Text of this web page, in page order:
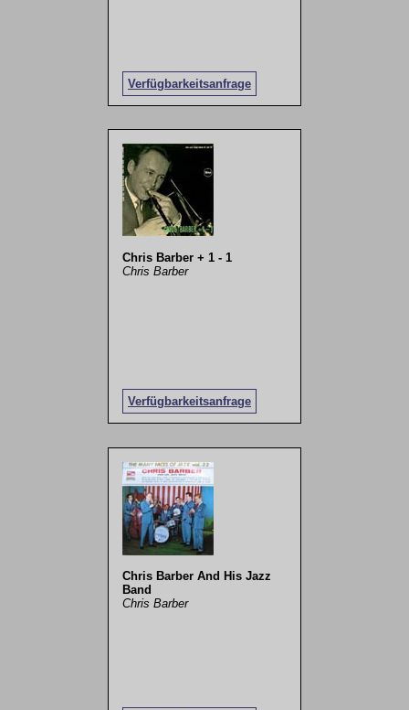
Verfügbarkeitsanfrage
Chris Barber + 1 - 1
Chris Barber
Verfügbarkeitsanfrage
Chris Barber And His Jazz
Band
Chris Barber